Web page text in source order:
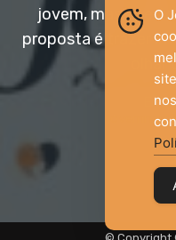
jovem, mas aberto
proposta é trazer
O